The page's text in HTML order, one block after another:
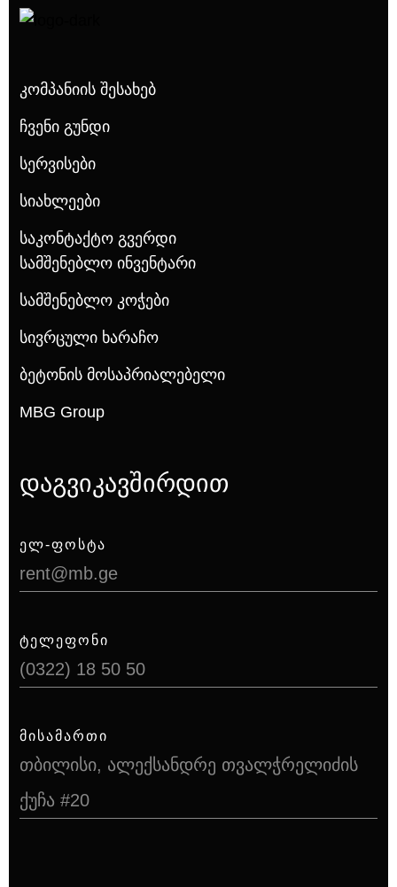
Კომპანიის Შესახებ
Ჩვენი Გუნდი
Სერვისები
Სიახლეები
Საკონტაქტო Გვერდი
Სამშენებლო Ინვენტარი
Სამშენებლო Კოჭები
Სივრცული Ხარაჩო
Ბეტონის Მოსაპრიალებელი
MBG Group
დაგვიკავშირდით
ᲔᲚ-ᲤᲝᲡᲢᲐ
rent@mb.ge
ᲢᲔᲚᲔᲤᲝᲜᲘ
(0322) 18 50 50
ᲛᲘᲡᲐᲛᲐᲠᲗᲘ
თბილისი, ალექსანდრე თვალჭრელიძის
ქუჩა #20